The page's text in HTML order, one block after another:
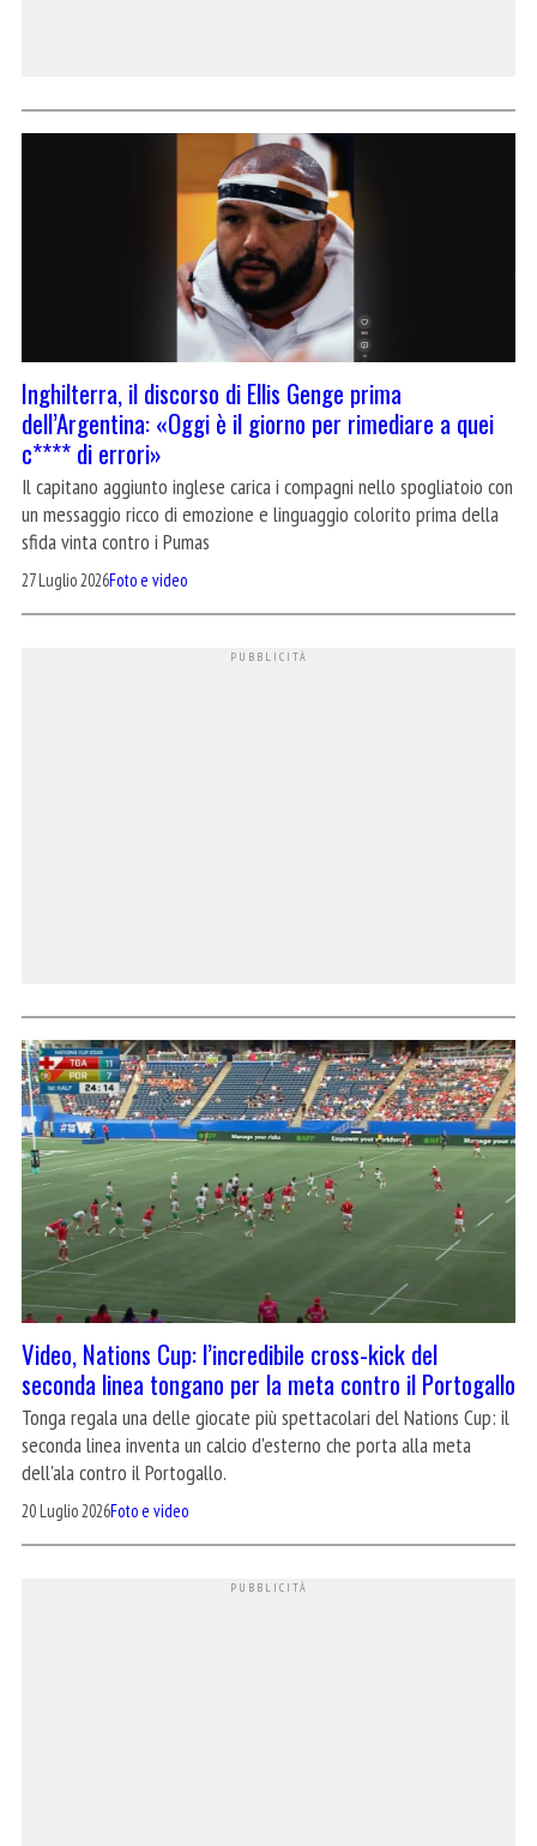
Inghilterra, il discorso di Ellis Genge prima
dell’Argentina: «Oggi è il giorno per rimediare a quei
c**** di errori»
Il capitano aggiunto inglese carica i compagni nello spogliatoio con
un messaggio ricco di emozione e linguaggio colorito prima della
sfida vinta contro i Pumas
27 Luglio 2026Foto e video
Video, Nations Cup: l’incredibile cross-kick del
seconda linea tongano per la meta contro il Portogallo
Tonga regala una delle giocate più spettacolari del Nations Cup: il
seconda linea inventa un calcio d'esterno che porta alla meta
dell'ala contro il Portogallo.
20 Luglio 2026Foto e video